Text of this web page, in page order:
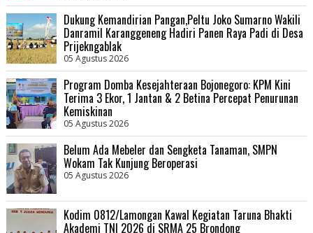
Dukung Kemandirian Pangan,Peltu Joko Sumarno Wakili
Danramil Karanggeneng Hadiri Panen Raya Padi di Desa
Prijekngablak
05 Agustus 2026
Program Domba Kesejahteraan Bojonegoro: KPM Kini
Terima 3 Ekor, 1 Jantan & 2 Betina Percepat Penurunan
Kemiskinan
05 Agustus 2026
Belum Ada Mebeler dan Sengketa Tanaman, SMPN
Wokam Tak Kunjung Beroperasi
05 Agustus 2026
Kodim 0812/Lamongan Kawal Kegiatan Taruna Bhakti
Akademi TNI 2026 di SRMA 25 Brondong